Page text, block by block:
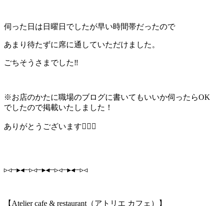
伺った日は日曜日でしたが早い時間帯だったので
あまり待たずに席に通していただけました。
ごちそうさまでした‼️
※お店のかたに職場のブログに書いてもいいか伺ったらOK
でしたので掲載いたしました！
ありがとうございます🙇‍♂️✨
▹◃┄▸◂┄▹◃┄▸◂┄▹◃┄▸◂┄▹◃
【Atelier cafe & restaurant（アトリエ カフェ）】